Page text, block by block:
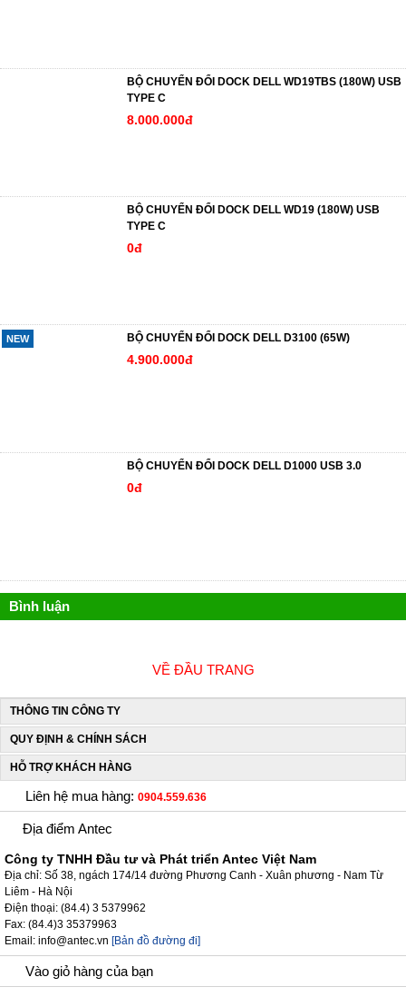
BỘ CHUYỂN ĐỔI DOCK DELL WD19TBS (180W) USB
TYPE C
8.000.000đ
BỘ CHUYỂN ĐỔI DOCK DELL WD19 (180W) USB
TYPE C
0đ
NEW BỘ CHUYỂN ĐỔI DOCK DELL D3100 (65W)
4.900.000đ
BỘ CHUYỂN ĐỔI DOCK DELL D1000 USB 3.0
0đ
Bình luận
VỀ ĐẦU TRANG
THÔNG TIN CÔNG TY
QUY ĐỊNH & CHÍNH SÁCH
HỖ TRỢ KHÁCH HÀNG
Liên hệ mua hàng: 0904.559.636
Địa điểm Antec
Công ty TNHH Đầu tư và Phát triển Antec Việt Nam
Địa chỉ: Số 38, ngách 174/14 đường Phương Canh - Xuân phương - Nam Từ
Liêm - Hà Nội
Điện thoại: (84.4) 3 5379962
Fax: (84.4)3 35379963
Email: info@antec.vn [Bản đồ đường đi]
Vào giỏ hàng của bạn